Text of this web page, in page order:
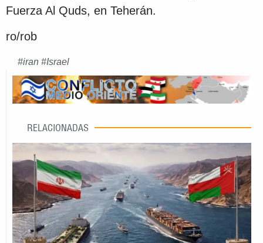
Fuerza Al Quds, en Teherán.
ro/rob
#iran #Israel
RELACIONADAS